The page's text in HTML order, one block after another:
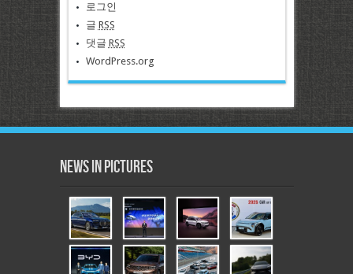
로그인
글 RSS
댓글 RSS
WordPress.org
News in Pictures